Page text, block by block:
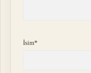
İsim*